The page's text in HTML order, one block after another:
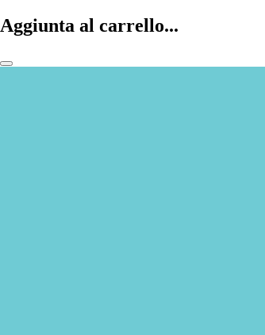
Aggiunta al carrello...